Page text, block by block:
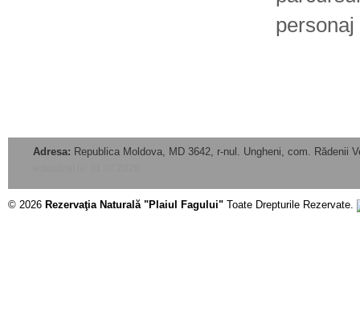
Adresa: Republica Moldova, MD 3642, r-nul. Ungheni, com. Rădenii
© 2026 Rezervaţia Naturală "Plaiul Fagului" Toate Drepturile Rezervate.